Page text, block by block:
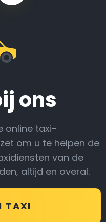
ons
online taxi-
om u te helpen de
van de
altijd en overal.
TAXI